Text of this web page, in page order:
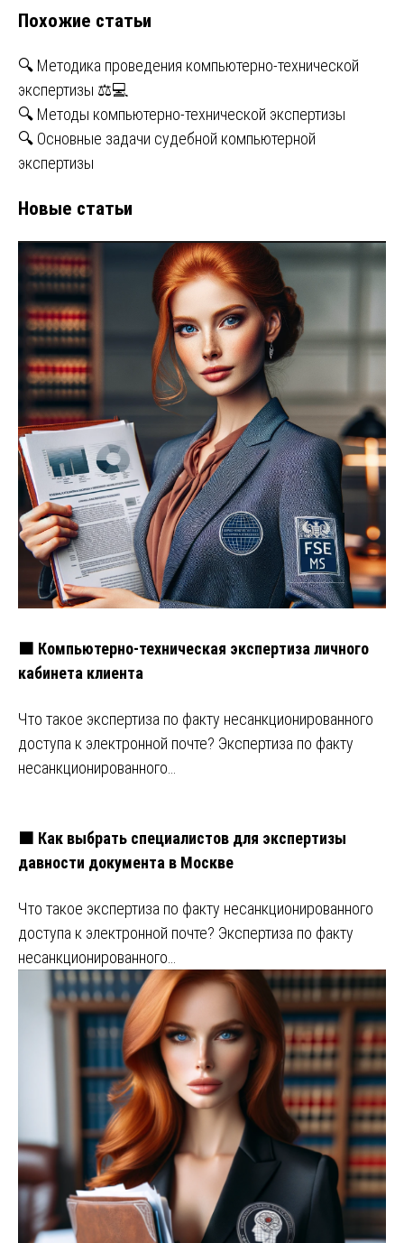
Похожие статьи
🔍 Методика проведения компьютерно-технической
экспертизы ⚖💻
🔍 Методы компьютерно-технической экспертизы
🔍 Основные задачи судебной компьютерной
экспертизы
Новые статьи
🟧 Компьютерно-техническая экспертиза личного
кабинета клиента
Что такое экспертиза по факту несанкционированного
доступа к электронной почте? Экспертиза по факту
несанкционированного…
🟧 Как выбрать специалистов для экспертизы
давности документа в Москве
Что такое экспертиза по факту несанкционированного
доступа к электронной почте? Экспертиза по факту
несанкционированного…